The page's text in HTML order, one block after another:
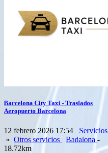
Barcelona City Taxi - Traslados
Aeropuerto Barcelona
12 febrero 2026 17:54
Servicios
» Otros servicios Badalona -
18.72km